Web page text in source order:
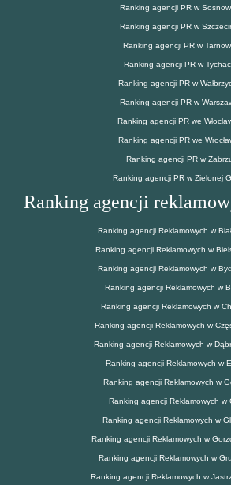
Ranking agencji PR w
Ranking agencji PR w
Ranking agencji PR w
Ranking agencji PR w
Ranking agencji PR w
Ranking agencji PR w
Ranking agencji PR we
Ranking agencji PR we
Ranking agencji PR w
Ranking agencji PR w Zielonej
Ranking agencji
Ranking agencji Reklamowych w
Ranking agencji Reklamowych w
Ranking agencji Reklamowych w
Ranking agencji Reklamowych w
Ranking agencji Reklamowych w
Ranking agencji Reklamowych w
Ranking agencji Reklamowych w
Ranking agencji Reklamowych w
Ranking agencji Reklamowych w
Ranking agencji Reklamowych w
Ranking agencji Reklamowych w
Ranking agencji Reklamowych w
Ranking agencji Reklamowych w
Ranking agencji Reklamowych w